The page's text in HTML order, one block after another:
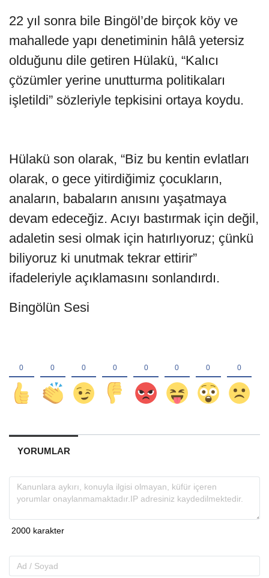
22 yıl sonra bile Bingöl’de birçok köy ve
mahallede yapı denetiminin hâlâ yetersiz
olduğunu dile getiren Hülakü, “Kalıcı
çözümler yerine unutturma politikaları
işletildi” sözleriyle tepkisini ortaya koydu.
Hülakü son olarak, “Biz bu kentin evlatları
olarak, o gece yitirdiğimiz çocukların,
anaların, babaların anısını yaşatmaya
devam edeceğiz. Acıyı bastırmak için değil,
adaletin sesi olmak için hatırlıyoruz; çünkü
biliyoruz ki unutmak tekrar ettirir”
ifadeleriyle açıklamasını sonlandırdı.
Bingölün Sesi
YORUMLAR